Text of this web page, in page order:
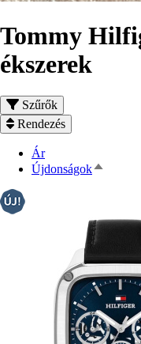
Tommy
ékszerek
Szűrők
Rendezés
Ár
ÚjdonságokCsökkenő